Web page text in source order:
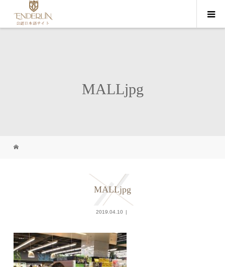
MALLjpg
MALLjpg
2019.04.10